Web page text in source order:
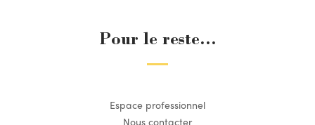
Pour le reste...
Espace professionnel
Nous contacter